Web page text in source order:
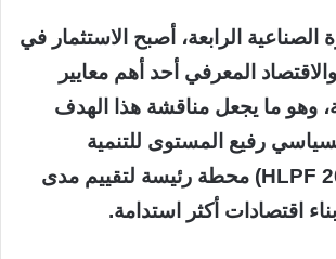
الصناعية الرابعة، أصبح الاستثمار في
والاقتصاد المعرفي أحد أهم معايير
وهو ما يجعل مناقشة هذا الهدف
رفيع المستوى للتنمية
المستدامة (HLPF 2026) محطة رئيسة لتقييم مدى
اقتصادات أكثر استدامة.